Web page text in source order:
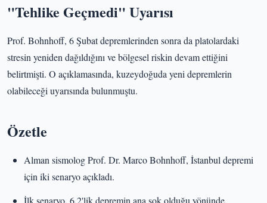
"Tehlike Geçmedi" Uyarısı
Prof. Bohnhoff, 6 Şubat depremlerinden sonra da platolardaki
stresin yeniden dağıldığını ve bölgesel riskin devam ettiğini
belirtmişti. O açıklamasında, kuzeydoğuda yeni depremlerin
olabileceği uyarısında bulunmuştu.
Özetle
Alman sismolog Prof. Dr. Marco Bohnhoff, İstanbul depremi
için iki senaryo açıkladı.
İlk senaryo, 6,2'lik depremin ana şok olduğu yönünde.